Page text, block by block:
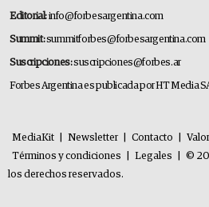
Editorial:info@forbesargentina.com
Summit:summitforbes@forbesargentina.com
Suscripciones:suscripciones@forbes.ar
Forbes Argentina es publicada por HT Media
MediaKit Newsletter Contacto
Términos y condiciones
Legales
©
los derechos reservados.